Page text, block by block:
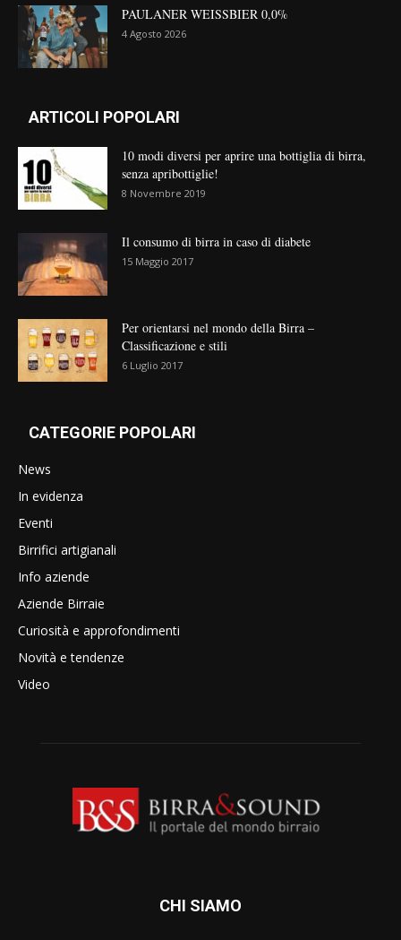
PAULANER WEISSBIER 0,0%
4 Agosto 2026
ARTICOLI POPOLARI
10 modi diversi per aprire una bottiglia di birra,
senza apribottiglie!
8 Novembre 2019
Il consumo di birra in caso di diabete
15 Maggio 2017
Per orientarsi nel mondo della Birra –
Classificazione e stili
6 Luglio 2017
CATEGORIE POPOLARI
News
In evidenza
Eventi
Birrifici artigianali
Info aziende
Aziende Birraie
Curiosità e approfondimenti
Novità e tendenze
Video
CHI SIAMO